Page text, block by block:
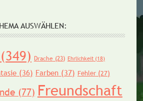
AUSWÄHLEN:
Drache (23) Ehrlichkeit(18)
(36) Farben(37) Fehler(27)
(77) Freundschaft